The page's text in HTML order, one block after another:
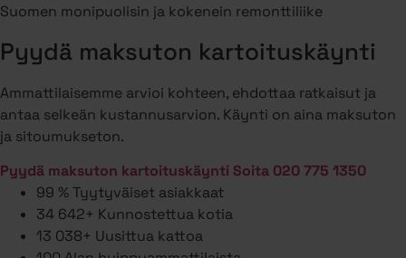
Suomen monipuolisin ja kokenein remonttiliike
Pyydä maksuton kartoituskäynti
Ammattilaisemme arvioi kohteen, ehdottaa ratkaisut ja
antaa selkeän kustannusarvion. Käynti on aina maksuton
ja sitoumukseton.
Pyydä maksuton kartoituskäynti Soita 020 775 1350
99 %Tyytyväiset asiakkaat
34 642+ Kunnostettua kotia
13 038+ Uusittua kattoa